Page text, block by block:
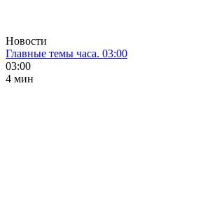
Новости
Главные темы часа. 03:00
03:00
4 мин